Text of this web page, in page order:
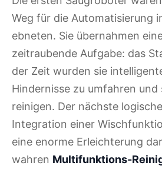
Weg für die Automatisierung
ebneten. Sie übernahmen
zeitraubende Aufgabe: das
der Zeit wurden sie
Hindernisse zu umfahren
reinigen. Der nächste
Integration einer
eine enorme Erleichterung
wahren Multifunktions-